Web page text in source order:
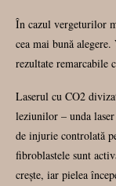
În cazul vergeturilor
cea mai bună
rezultate remarcabile
Laserul cu CO2
leziunilor – unda
de injurie controlată
fibroblastele sunt
crește, iar pielea